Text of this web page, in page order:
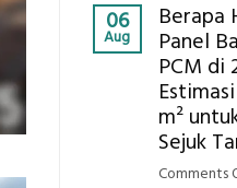
06
Aug
Berapa
Panel
PCM di
m²
Sejuk
Comments